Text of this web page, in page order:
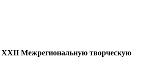
XXII Межрегиональную творческую